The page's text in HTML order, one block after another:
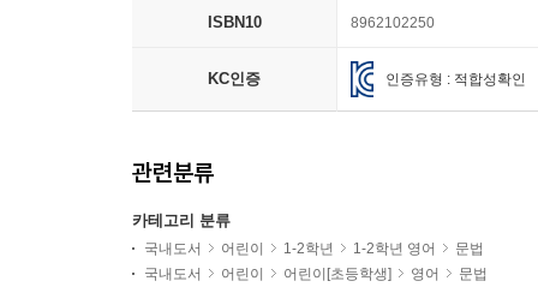
ISBN10 8962102250
KC인증 인증유형 : 적합성확인
관련분류
카테고리 분류
국내도서 어린이 1-2학년 1-2학년 영어
문법
국내도서
어린이 어린이[초등학생] 영어 문법